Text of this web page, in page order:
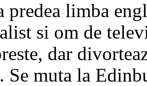
predea limba
si om de
dar
Se muta la